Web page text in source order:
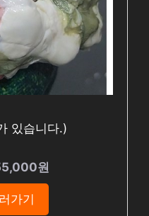
있습니다.)
원
가기